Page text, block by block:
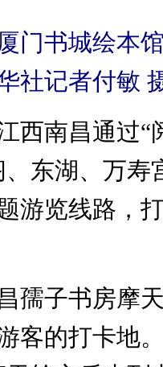
门书城绘本
社记者付敏
南昌通过“
东湖、万寿
游览线路，
子书房摩天
客的打卡地